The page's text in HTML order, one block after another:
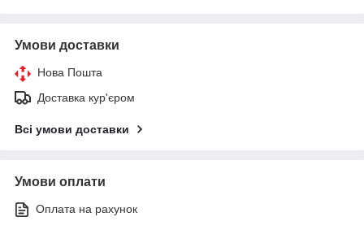
Умови доставки
Нова Пошта
Доставка кур'єром
Всі умови доставки
Умови оплати
Оплата на рахунок